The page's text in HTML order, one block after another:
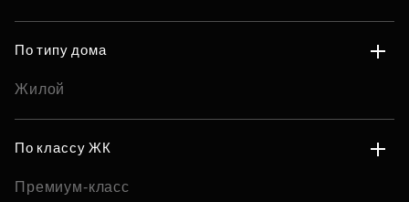
По типу дома
Жилой
По классу ЖК
Премиум-класс